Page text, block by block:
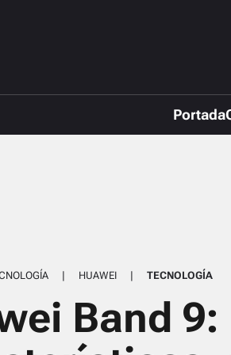
Portada
| HUAWEI | TECNOLOGÍA
Band 9: